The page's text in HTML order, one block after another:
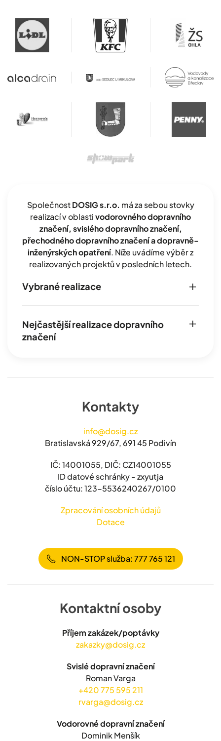
SpolečnostDOSIG s.r.o. má za sebou stovky
realizací v oblastivodorovného dopravního
značení, svislého dopravního značení,
přechodného dopravního značení a dopravně-
inženýrských opatření. Níže uvádíme výběr z
realizovaných projektů v posledních letech.
Vybrané realizace
Nejčastější realizace dopravního
značení
Kontakty
info@dosig.cz
Bratislavská 929/67, 691 45 Podivín
IČ: 14001055, DIČ: CZ14001055
ID datové schránky - zxyutja
číslo účtu: 123-5536240267/0100
Zpracování osobních údajů
Dotace
NON-STOP služba: 777 765 121
Kontaktní osoby
Příjem zakázek/poptávky
zakazky@dosig.cz
Svislé dopravní značení
Roman Varga
+420 775 595 211
rvarga@dosig.cz
Vodorovné dopravní značení
Dominik Menšík